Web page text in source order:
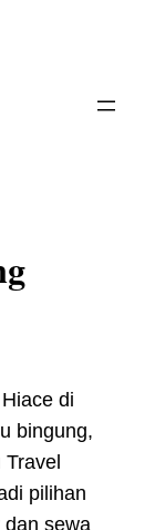
di
bingung,
pilihan
dan sewa